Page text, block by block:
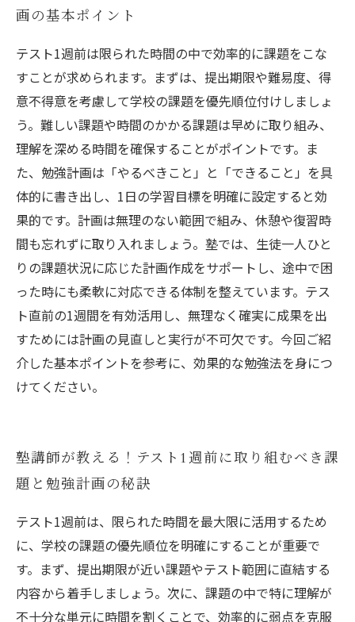
画の基本ポイント
テスト1週前は限られた時間の中で効率的に課題をこな
すことが求められます。まずは、提出期限や難易度、得
意不得意を考慮して学校の課題を優先順位付けしましょ
う。難しい課題や時間のかかる課題は早めに取り組み、
理解を深める時間を確保することがポイントです。ま
た、勉強計画は「やるべきこと」と「できること」を具
体的に書き出し、1日の学習目標を明確に設定すると効
果的です。計画は無理のない範囲で組み、休憩や復習時
間も忘れずに取り入れましょう。塾では、生徒一人ひと
りの課題状況に応じた計画作成をサポートし、途中で困
った時にも柔軟に対応できる体制を整えています。テス
ト直前の1週間を有効活用し、無理なく確実に成果を出
すためには計画の見直しと実行が不可欠です。今回ご紹
介した基本ポイントを参考に、効果的な勉強法を身につ
けてください。
塾講師が教える！テスト1週前に取り組むべき課
題と勉強計画の秘訣
テスト1週前は、限られた時間を最大限に活用するため
に、学校の課題の優先順位を明確にすることが重要で
す。まず、提出期限が近い課題やテスト範囲に直結する
内容から着手しましょう。次に、課題の中で特に理解が
不十分な単元に時間を割くことで、効率的に弱点を克服